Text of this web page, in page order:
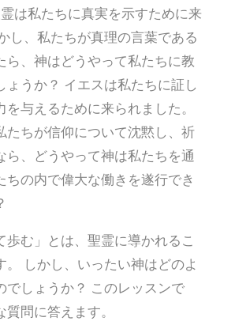
霊は私たちに真実を示すために来
し、私たちが真理の言葉である
ら、神はどうやって私たちに教
ょうか？ イエスは私たちに証し
与えるために来られました。
たちが信仰について沈黙し、祈
ら、どうやって神は私たちを通
ちの内で偉大な働きを遂行でき
歩む」とは、聖霊に導かれるこ
。 しかし、いったい神はどのよ
でしょうか？ このレッスンで
問に答えます。